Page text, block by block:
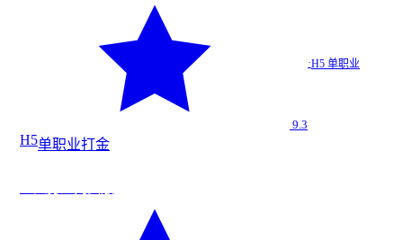
霸王打金…
9.3
·H5 单职业
H5单职业打金